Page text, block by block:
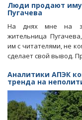
продолжить
против
завода
в
Горном
Люди продают
Пугачева
На днях мне на
жительница
им с читателями, не
сделает свой вывод.
Аналитики АПЭК
тренда на